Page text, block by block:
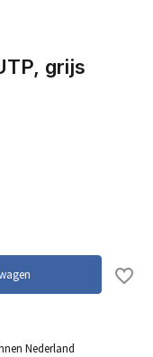
grijs
Nederland